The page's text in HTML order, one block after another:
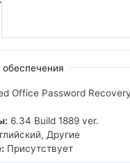
Office Password
6.34 Build 1889 ver.
Другие
Присутствует